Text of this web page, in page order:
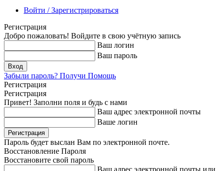
Войти / Зарегистрироваться
Регистрация
Добро пожаловать! Войдите в свою учётную запись
Ваш логин
Ваш пароль
Забыли пароль? Получи Помощь
Регистрация
Регистрация
Привет! Заполни поля и будь с нами
Ваш адрес электронной почты
Ваше логин
Пароль будет выслан Вам по электронной почте.
Восстановление Пароля
Восстановите свой пароль
Ваш адрес электронной почты или